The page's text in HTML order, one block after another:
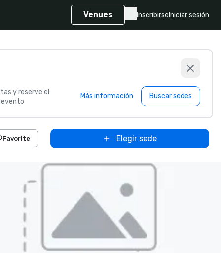
Venues Inscribirse Iniciar sesión
y reserve el
evento
Más información Buscar sedes
Favorite Elegir sede